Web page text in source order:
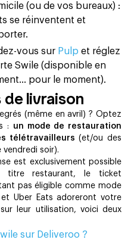
(ou de vos bureaux) :
se réinventent et
vous sur Pulp et réglez
Swile (disponible en
pour le moment).
de livraison
(même en avril) ? Optez
: un mode de restauration
télétravailleurs (et/ou des
vendredi soir).
est exclusivement possible
titre restaurant, le ticket
pas éligible comme mode
Uber Eats adoreront votre
leur utilisation, voici deux
sur Deliveroo ?